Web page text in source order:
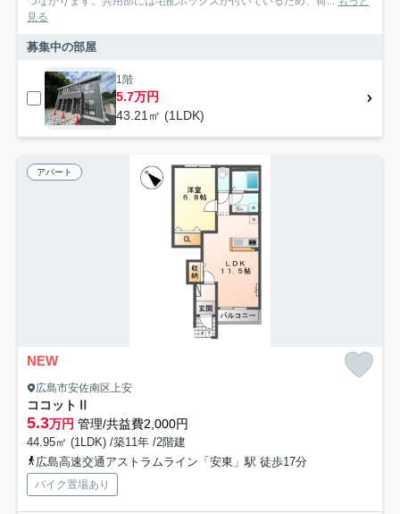
見る
募集中の部屋
1階
5.7万円
43.21㎡ (1LDK)
アパート
NEW
広島市安佐南区上安
ココットⅡ
5.3万円 管理/共益費2,000円
44.95㎡ (1LDK) /築11年 /2階建
広島高速交通アストラムライン「安東」駅 徒歩17分
バイク置場あり